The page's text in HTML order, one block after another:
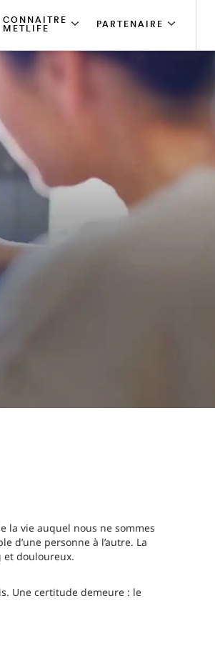
CONNAITRE
METLIFE
PARTENAIRE
la vie auquel nous ne sommes
d’une personne à l’autre. La
et douloureux.
Une certitude demeure : le